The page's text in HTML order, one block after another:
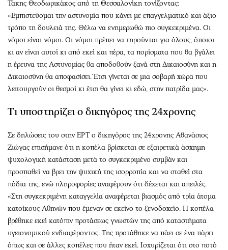
Τάκης Θεοδωρικάκος από τη Θεσσαλονίκη τονίζοντας:
«Εμπιστεύομαι την αστυνομία που κάνει με επαγγελματικό και άξιο
τρόπο τη δουλειά της. Θέλω να ενημερωθώ πιο συγκεκριμένα. Οι
νόμοι είναι νόμοι. Οι νόμοι πρέπει να τηρούνται για όλους, όποιοι
κι αν είναι αυτοί κι από εκεί και πέρα, τα πορίσματα που θα βγάλει
η έρευνα της Αστυνομίας θα αποδοθούν ξανά στη Δικαιοσύνη και η
Δικαιοσύνη θα αποφασίσει. Έτσι γίνεται σε μια σοβαρή χώρα που
λειτουργούν οι θεσμοί κι έτσι θα γίνει κι εδώ, στην πατρίδα μας».
Τι υποστηρίζει ο δικηγόρος της 24χρονης
Σε δηλώσεις του στην ΕΡΤ ο δικηγόρος της 24χρονης Αθανάσιος
Ζιώγας επισήμανε ότι η κοπέλα βρίσκεται σε εξαιρετικά άσχημη
ψυχολογική κατάσταση μετά το συγκεκριμένο συμβάν και
προσπαθεί να βρει την ψυχική της ισορροπία και να σταθεί στα
πόδια της, ενώ πληροφορίες αναφέρουν ότι δέχεται και απειλές.
«Στη συγκεκριμένη καταγγελία αναφέρεται βιασμός από τρία άτομα
κατοίκους Αθηνών που έμεναν σε εκείνο το ξενοδοχείο. Η κοπέλα
βρέθηκε εκεί κατόπιν προτάσεως γνωστών της από καταστήματα
υγειονομικού ενδιαφέροντος. Της προτάθηκε να πάει σε ένα πάρτι
όπως και σε άλλες κοπέλες που ήταν εκεί. Ισχυρίζεται ότι στο ποτό